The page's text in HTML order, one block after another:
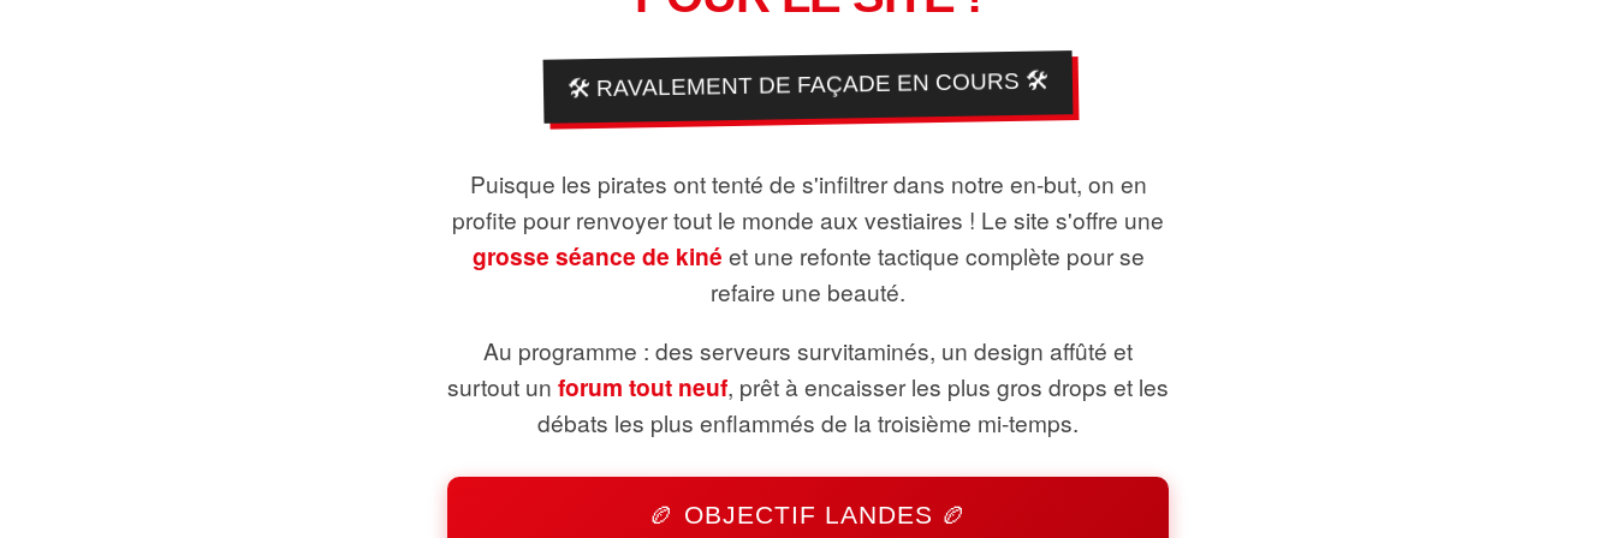
🛠️ RAVALEMENT DE FAÇADE EN COURS 🛠️
Puisque les pirates ont tenté de s'infiltrer dans notre en-but, on en
profite pour renvoyer tout le monde aux vestiaires ! Le site s'offre une
grosse séance de kiné et une refonte tactique complète pour se
refaire une beauté.
Au programme : des serveurs survitaminés, un design affûté et
surtout un forum tout neuf, prêt à encaisser les plus gros drops et les
débats les plus enflammés de la troisième mi-temps.
🏉 OBJECTIF LANDES 🏉